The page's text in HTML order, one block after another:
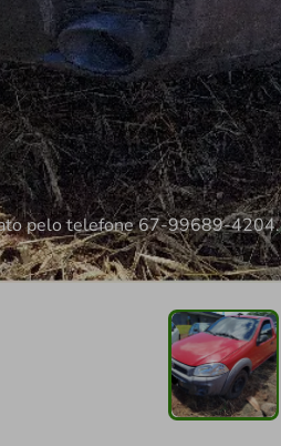
pelo telefone 67-99689-4204.